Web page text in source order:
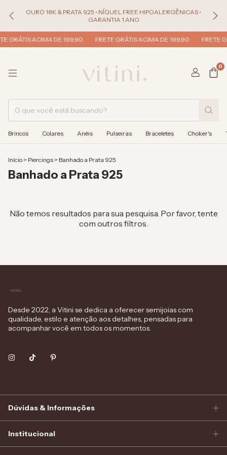
OURO 18K & PRATA 925 • NÍQUEL FREE HIPOALERGÊNICAS •
GARANTIA 1 ANO
GRÁTIS ACIMA DE 199,90 FRETE GRÁTIS ACIMA DE 199,90 FRETE
0
Brincos Colares Anéis Pulseiras Braceletes Choker's
Início > Piercings > Banhado a Prata 925
Banhado a Prata 925
Não temos resultados para sua pesquisa. Por favor, tente
com outros filtros.
Desde 2022, a Vitini se dedica a oferecer semijoias com
qualidade, estilo e atenção aos detalhes, pensadas para
acompanhar você em todos os momentos.
Dúvidas & Informações
Institucional